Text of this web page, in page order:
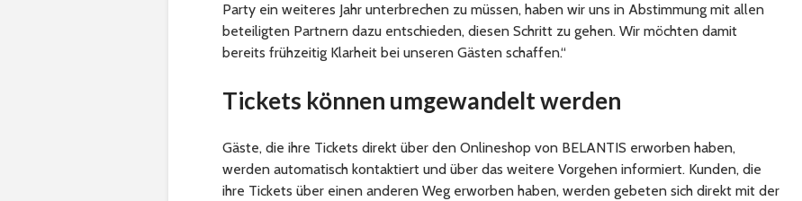
Party ein weiteres Jahr unterbrechen zu müssen, haben wir uns in Abstimmung mit allen
beteiligten Partnern dazu entschieden, diesen Schritt zu gehen. Wir möchten damit
bereits frühzeitig Klarheit bei unseren Gästen schaffen.“
Tickets können umgewandelt werden
Gäste, die ihre Tickets direkt über den Onlineshop von BELANTIS erworben haben,
werden automatisch kontaktiert und über das weitere Vorgehen informiert. Kunden, die
ihre Tickets über einen anderen Weg erworben haben, werden gebeten sich direkt mit der